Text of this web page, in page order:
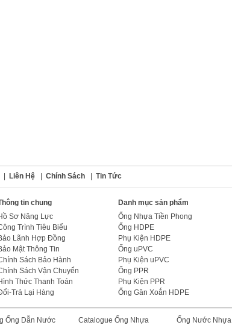
Liên Hệ Chính Sách Tin Tức
tin chung
Sơ Năng Lực
Trình Tiêu Biểu
Lãnh Hợp Đồng
Mật Thông Tin
Sách Bảo Hành
Sách Vận Chuyển
Thức Thanh Toán
Trả Lại Hàng
Danh mục sản phẩm
Ống Nhựa Tiền Phong
Ống HDPE
Phụ Kiện HDPE
Ống uPVC
Phụ Kiện uPVC
Ống PPR
Phụ Kiện PPR
Ống Gân Xoắn HDPE
Ống Dẫn Nước Catalogue Ống Nhựa Ống Nước Nhựa